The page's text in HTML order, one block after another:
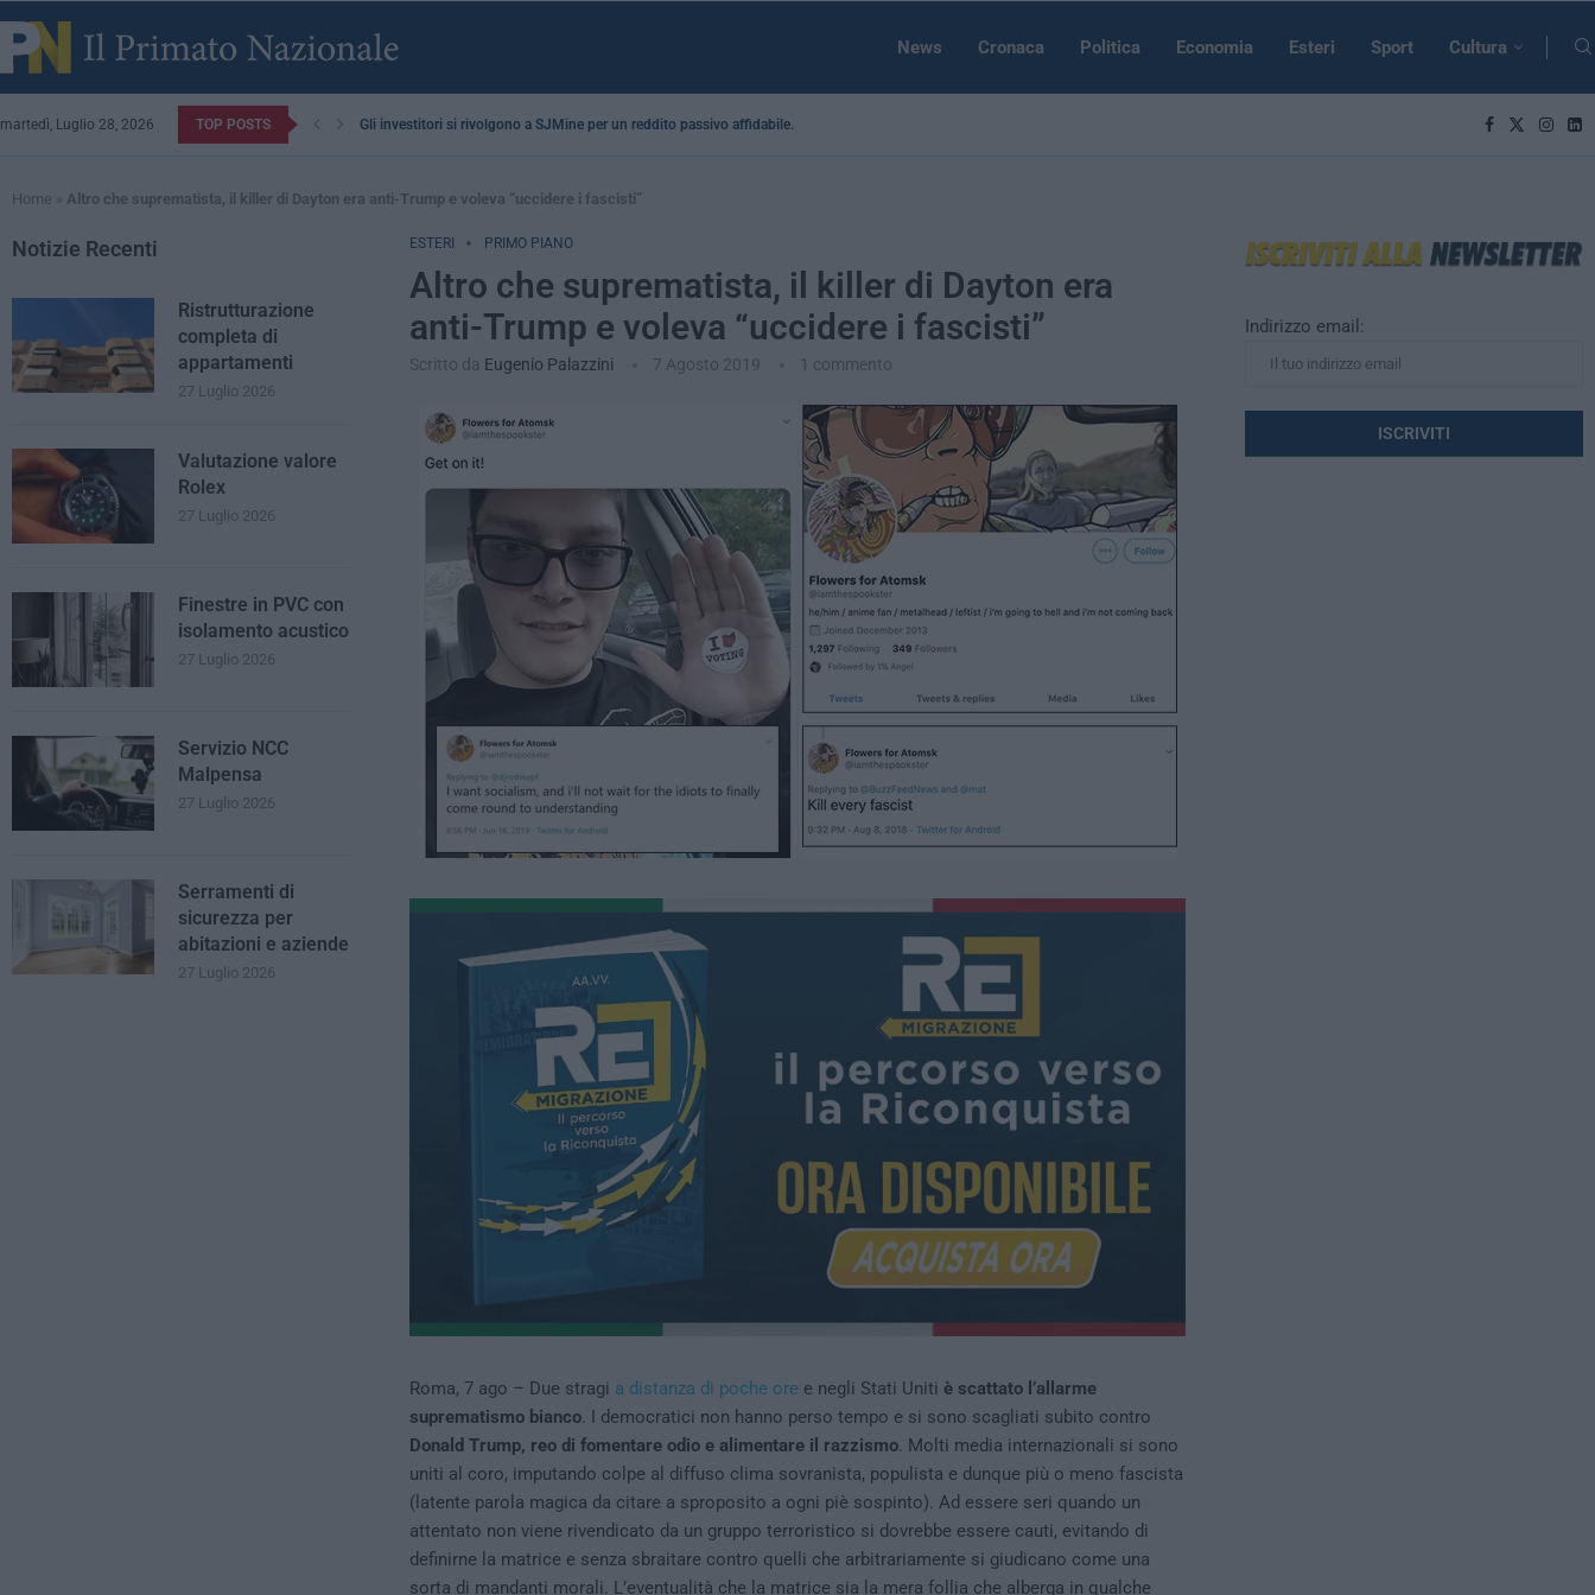
News Cronaca Politica Economia Esteri Sport Cultura
martedì, Luglio 28, 2026 TOP POSTS Gli investitori si rivolgono a SJMine per un reddito passivo affidabile...
Home » Altro che suprematista, il killer di Dayton era anti-Trump e voleva “uccidere i fascisti”
ESTERI PRIMO PIANO
Altro che suprematista, il killer di Dayton era
anti-Trump e voleva “uccidere i fascisti”
Scritto da Eugenio Palazzini 7 Agosto 2019 1 commento
Roma, 7 ago – Due stragi a distanza di poche ore e negli Stati Uniti è scattato l’allarme
suprematismo bianco. I democratici non hanno perso tempo e si sono scagliati subito contro
Donald Trump, reo di fomentare odio e alimentare il razzismo. Molti media internazionali si sono
uniti al coro, imputando colpe al diffuso clima sovranista, populista e dunque più o meno fascista
(latente parola magica da citare a sproposito a ogni piè sospinto). Ad essere seri quando un
attentato non viene rivendicato da un gruppo terroristico si dovrebbe essere cauti, evitando di
definirne la matrice e senza sbraitare contro quelli che arbitrariamente si giudicano come una
sorta di mandanti morali. L’eventualità che la matrice sia la mera follia che alberga in qualche
Indirizzo email:
Notizie Recenti
Ristrutturazione
completa di
appartamenti
27 Luglio 2026
Valutazione valore
Rolex
27 Luglio 2026
Finestre in PVC con
isolamento acustico
27 Luglio 2026
Servizio NCC
Malpensa
27 Luglio 2026
Serramenti di
sicurezza per
abitazioni e aziende
27 Luglio 2026